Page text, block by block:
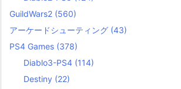
GuildWars2 (560)
アーケードシューティング (43)
PS4 Games (378)
Diablo3-PS4 (114)
Destiny (22)